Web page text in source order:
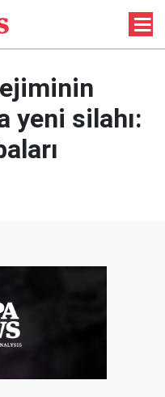
yeni silahı: